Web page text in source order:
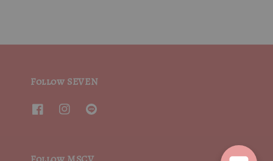
Follow SEVEN